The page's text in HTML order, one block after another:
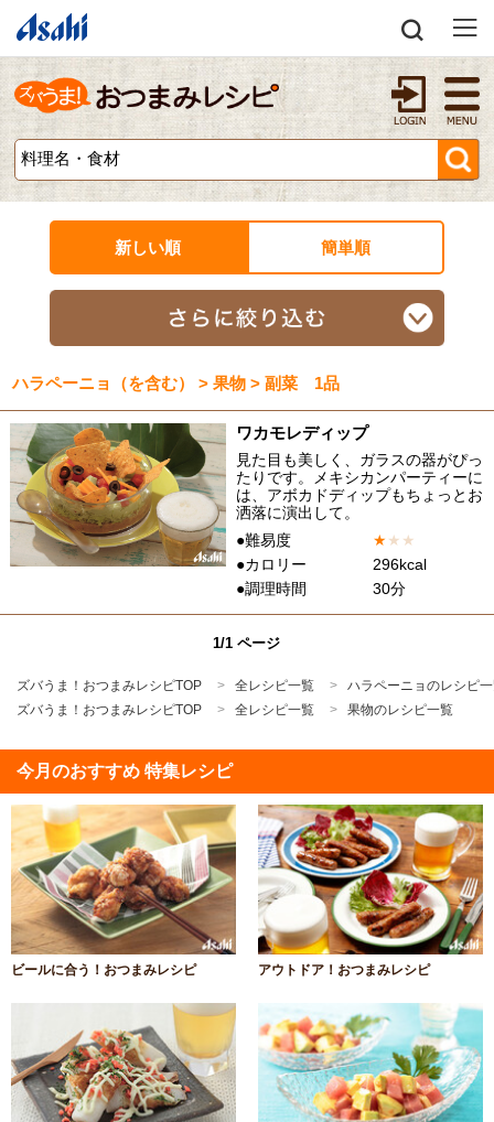
新しい順 簡単順
ハラペーニョ（を含む） > 果物 > 副菜 1品
ワカモレディップ
見た目も美しく、ガラスの器がぴっ
たりです。メキシカンパーティーに
は、アボカドディップもちょっとお
洒落に演出して。
●難易度
★★ ★
●カロリー
296kcal
●調理時間
30分
1/1 ページ
ズバうま！おつまみレシピTOP 全レシピ一覧
ハラペーニョのレシピ
ズバうま！おつまみレシピTOP
全レシピ一覧 果物のレシピ一覧
今月のおすすめ 特集レシピ
ビールに合う！おつまみレシピ アウトドア！おつまみレシピ